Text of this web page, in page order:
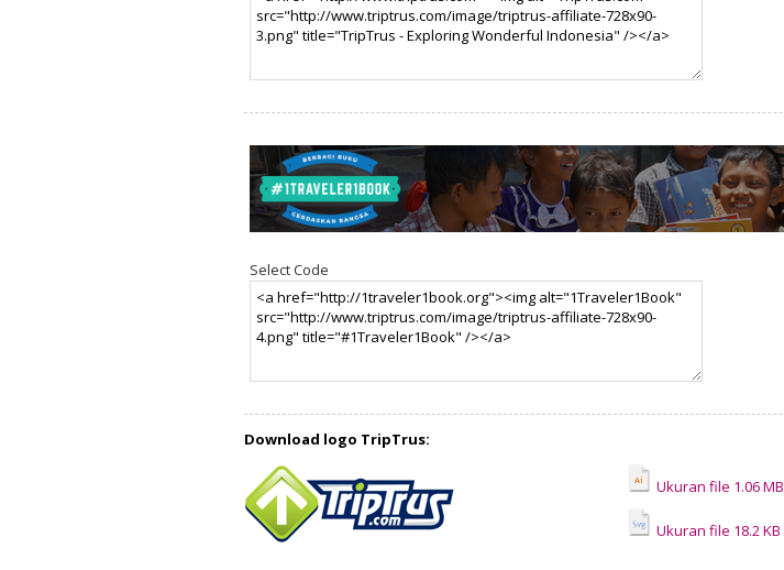
Select Code
Download logo TripTrus:
Ukuran file 1.06 MB
Ukuran file 18.2 KB